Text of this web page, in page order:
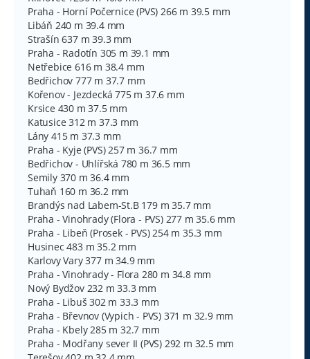
Praha - Horní Počernice (PVS) 266 m 39.5 mm
Libáň 240 m 39.4 mm
Strašín 637 m 39.3 mm
Praha - Radotín 305 m 39.1 mm
Netřebice 616 m 38.4 mm
Bedřichov 777 m 37.7 mm
Kořenov - Jezdecká 775 m 37.6 mm
Krsice 430 m 37.5 mm
Katusice 312 m 37.3 mm
Lány 415 m 37.3 mm
Praha - Kyje (PVS) 257 m 36.7 mm
Bedřichov - Uhlířská 780 m 36.5 mm
Semily 370 m 36.4 mm
Tuhaň 160 m 36.2 mm
Brandýs nad Labem-St.B 179 m 35.7 mm
Praha - Vinohrady (Flora - PVS) 277 m 35.6 mm
Praha - Libeň (Prosek - PVS) 254 m 35.3 mm
Husinec 483 m 35.2 mm
Karlovy Vary 377 m 34.9 mm
Praha - Vinohrady - Flora 280 m 34.8 mm
Nový Bydžov 232 m 33.3 mm
Praha - Libuš 302 m 33.3 mm
Praha - Břevnov (Vypich - PVS) 371 m 32.9 mm
Praha - Kbely 285 m 32.7 mm
Praha - Modřany sever II (PVS) 292 m 32.5 mm